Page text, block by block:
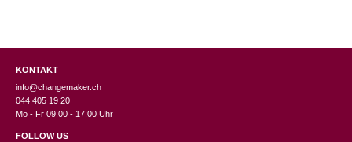
KONTAKT
info@changemaker.ch
044 405 19 20
Mo - Fr 09:00 - 17:00 Uhr
FOLLOW US